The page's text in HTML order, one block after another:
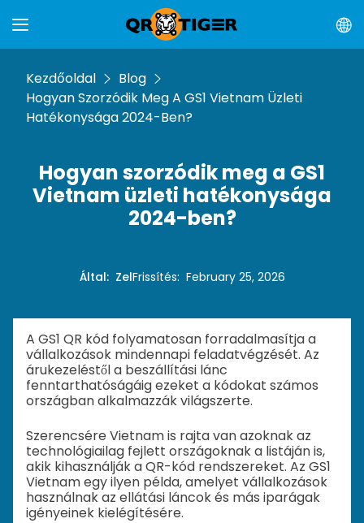
Kezdőoldal
Blog
Hogyan Szorzódik Meg A GS1 Vietnam Üzleti
Hatékonysága 2024-Ben?
Hogyan szorzódik meg a GS1
Vietnam üzleti hatékonysága
2024-ben?
Által: ZelFrissítés: February 25, 2026
A GS1 QR kód folyamatosan forradalmasítja a
vállalkozások mindennapi feladatvégzését. Az
árukezeléstől a beszállítási lánc
fenntarthatóságáig ezeket a kódokat számos
országban alkalmazzák világszerte.
Szerencsére Vietnam is rajta van azoknak az
technológiailag fejlett országoknak a listáján is,
akik kihasználják a QR-kód rendszereket. Az GS1
Vietnam egy ilyen példa, amelyet vállalkozások
használnak az ellátási láncok és más iparágak
igényeinek kielégítésére.